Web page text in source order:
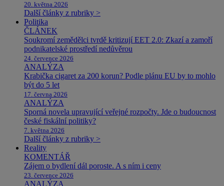
20. května 2026
Další články z rubriky >
Politika
ČLÁNEK
Soukromí zemědělci tvrdě kritizují EET 2.0: Zkazí a zamoří
podnikatelské prostředí nedůvěrou
24. července 2026
ANALÝZA
Krabička cigaret za 200 korun? Podle plánu EU by to mohlo
být do 5 let
17. června 2026
ANALÝZA
Sporná novela upravující veřejné rozpočty. Jde o budoucnost
české fiskální politiky?
7. května 2026
Další články z rubriky >
Reality
KOMENTÁŘ
Zájem o bydlení dál poroste. A s ním i ceny
23. července 2026
ANALÝZA